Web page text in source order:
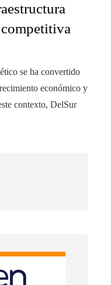
se ha convertido
económico y
contexto, DelSur